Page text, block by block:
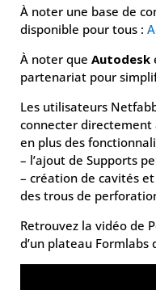
À noter une base de
disponible pour tous :
À noter que Autodesk
partenariat pour
Les utilisateurs
connecter directement
en plus des
– l’ajout de Supports
– création de cavités
des trous de
Retrouvez la vidéo de
d’un plateau Formlabs